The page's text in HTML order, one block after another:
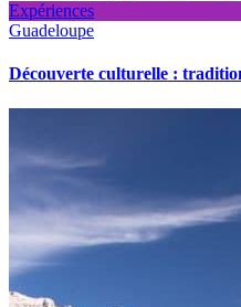
Expériences
Guadeloupe
Découverte culturelle :